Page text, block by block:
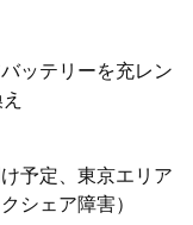
ッテリーを充レン
予定、東京エリア
シェア障害）